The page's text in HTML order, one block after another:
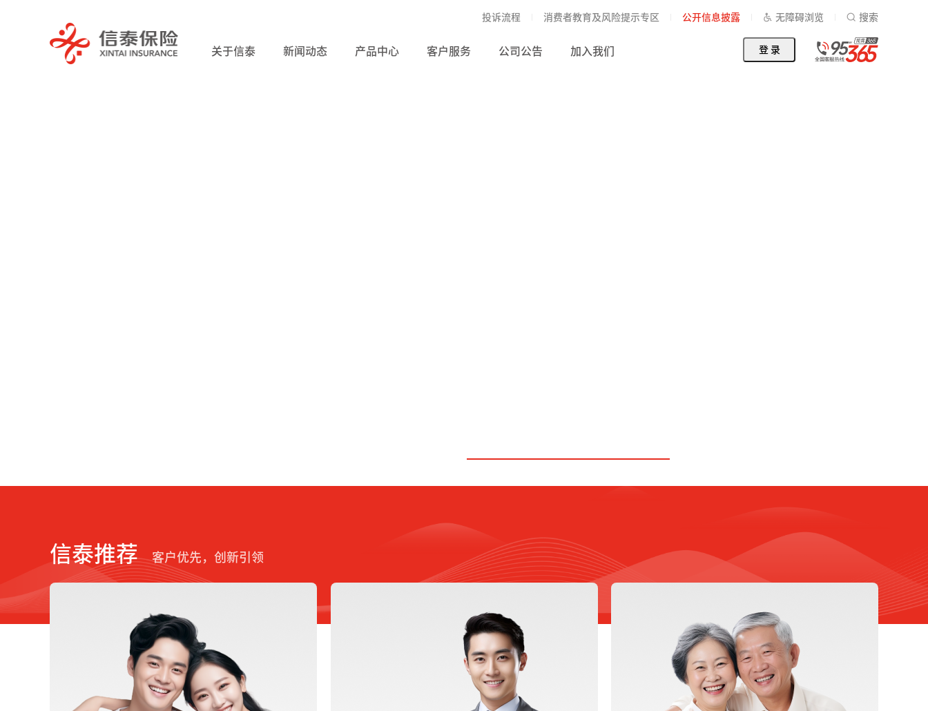
投诉流程 消费者教育及风险提示专区 公开信息披露 无障碍浏览 搜索
关于信泰 新闻动态 产品中心 客户服务 公司公告 加入我们 登 录
信泰推荐 客户优先，创新引领